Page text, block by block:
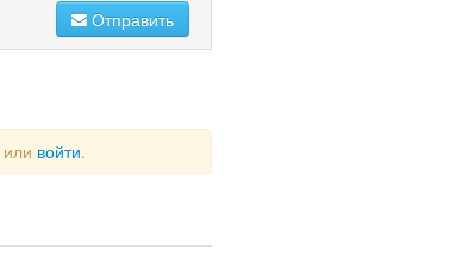
Отправить
или войти.